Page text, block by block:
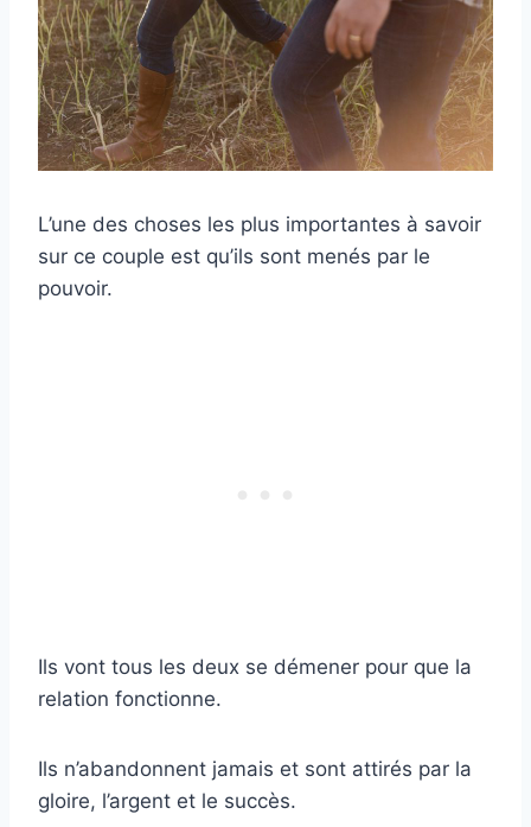
L’une des choses les plus importantes à savoir
sur ce couple est qu’ils sont menés par le
pouvoir.
Ils vont tous les deux se démener pour que la
relation fonctionne.
Ils n’abandonnent jamais et sont attirés par la
gloire, l’argent et le succès.